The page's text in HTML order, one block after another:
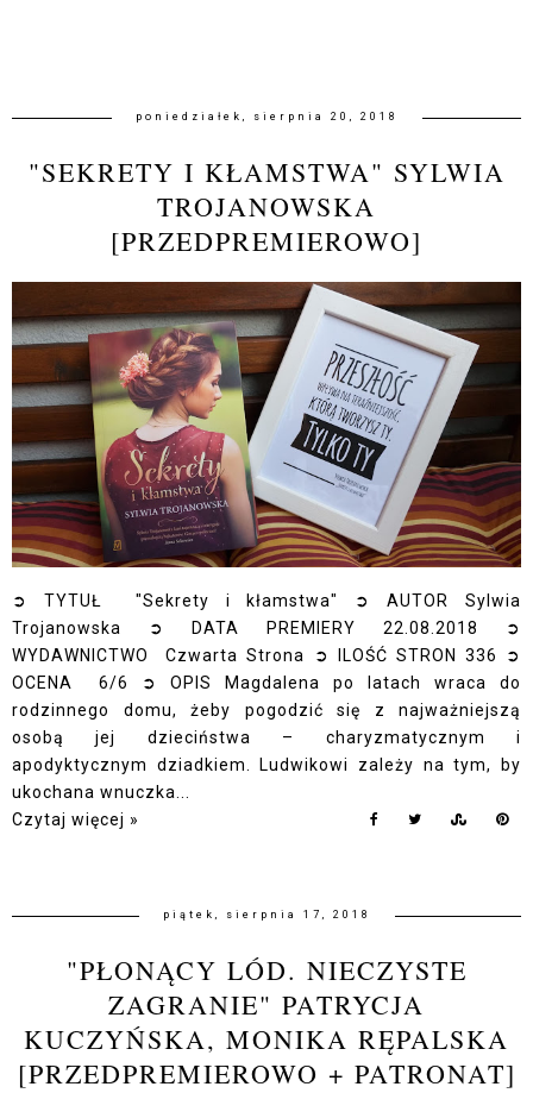
poniedziałek, sierpnia 20, 2018
"SEKRETY I KŁAMSTWA" SYLWIA
TROJANOWSKA
[PRZEDPREMIEROWO]
➲ TYTUŁ "Sekrety i kłamstwa" ➲ AUTOR Sylwia
Trojanowska ➲ DATA PREMIERY 22.08.2018 ➲
WYDAWNICTWO Czwarta Strona ➲ ILOŚĆ STRON 336 ➲
OCENA 6/6 ➲ OPIS Magdalena po latach wraca do
rodzinnego domu, żeby pogodzić się z najważniejszą
osobą jej dzieciństwa – charyzmatycznym i
apodyktycznym dziadkiem. Ludwikowi zależy na tym, by
ukochana wnuczka...
Czytaj więcej »
piątek, sierpnia 17, 2018
"PŁONĄCY LÓD. NIECZYSTE
ZAGRANIE" PATRYCJA
KUCZYŃSKA, MONIKA RĘPALSKA
[PRZEDPREMIEROWO + PATRONAT]